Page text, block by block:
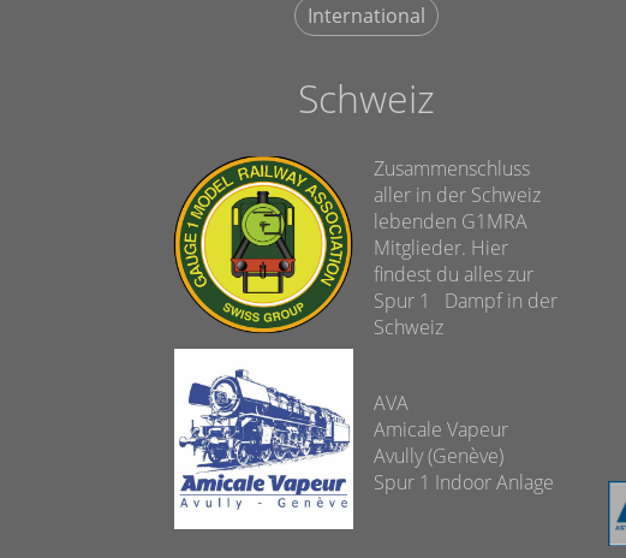
International
Schweiz
Zusammenschluss
aller in der Schweiz
lebenden G1MRA
Mitglieder. Hier
findest du alles zur
Spur 1 Dampf in der
Schweiz
AVA
Amicale Vapeur
Avully (Genève)
Spur 1 Indoor Anlage